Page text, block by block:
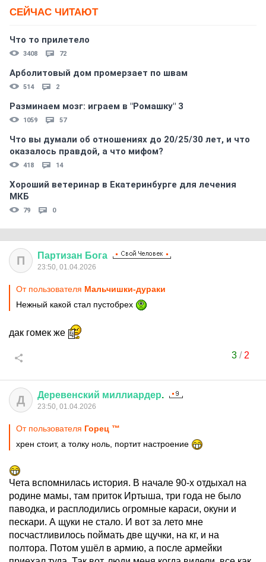
СЕЙЧАС ЧИТАЮТ
Что то прилетело
3408 72
Арболитовый дом промерзает по швам
514 2
Разминаем мозг: играем в "Ромашку" 3
1059 57
Что вы думали об отношениях до 20/25/30 лет, и что
оказалось правдой, а что мифом?
418 14
Хороший ветеринар в Екатеринбурге для лечения
МКБ
79 0
П Партизан Бога
23:50, 01.04.2026
От пользователя Мальчишки-дураки
Нежный какой стал пустобрех
дак гомек же
3/ 2
Д Деревенский миллиардер.
23:50, 01.04.2026
От пользователя Горец ™
хрен стоит, а толку ноль, портит настроение
Чета вспомнилась история. В начале 90-х отдыхал на
родине мамы, там приток Иртыша, три года не было
паводка, и расплодились огромные караси, окуни и
пескари. А щуки не стало. И вот за лето мне
посчастливилось поймать две щучки, на кг, и на
полтора. Потом ушёл в армию, а после армейки